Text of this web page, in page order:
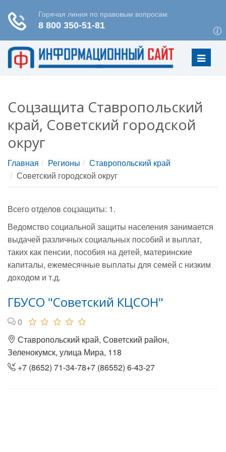
Меню
Соцзащита Ставропольский
край, Советский городской
округ
Главная Регионы
Ставропольский край
Советский городской округ
Всего отделов соцзащиты: 1.
Ведомство социальной защиты населения занимается
выдачей различных социальных пособий и выплат,
таких как пенсии, пособия на детей, материнские
капиталы, ежемесячные выплаты для семей с низким
доходом и т.д.
ГБУСО "Советский КЦСОН"
0
Ставропольский край, Советский район,
Зеленокумск, улица Мира, 118
+7 (8652) 71-34-78+7 (86552) 6-43-27